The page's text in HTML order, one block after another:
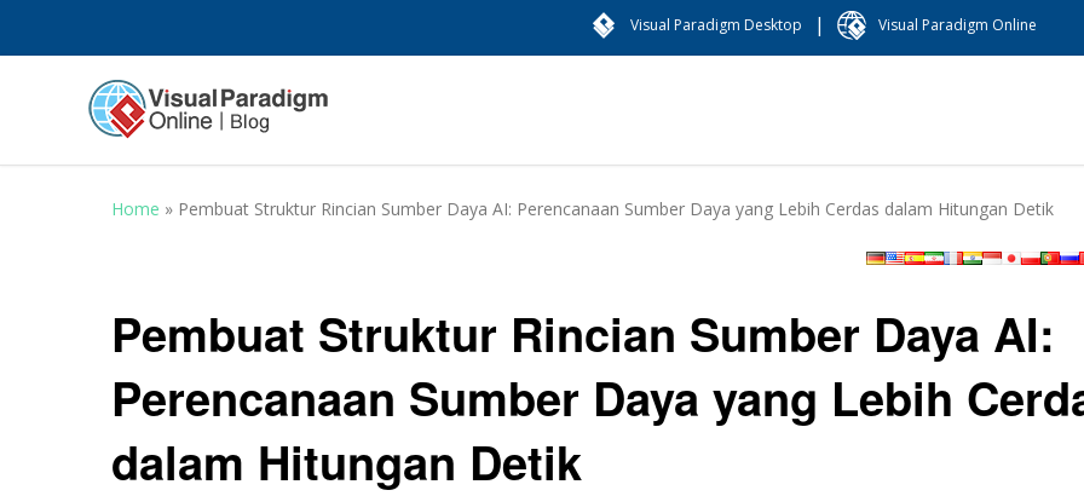
Visual Paradigm Desktop | Visual Paradigm Online
Home » Pembuat Struktur Rincian Sumber Daya AI: Perencanaan Sumber Daya yang Lebih Cerdas dalam Hitungan Detik
Pembuat Struktur Rincian Sumber Daya AI:
Perencanaan Sumber Daya yang Lebih
dalam Hitungan Detik